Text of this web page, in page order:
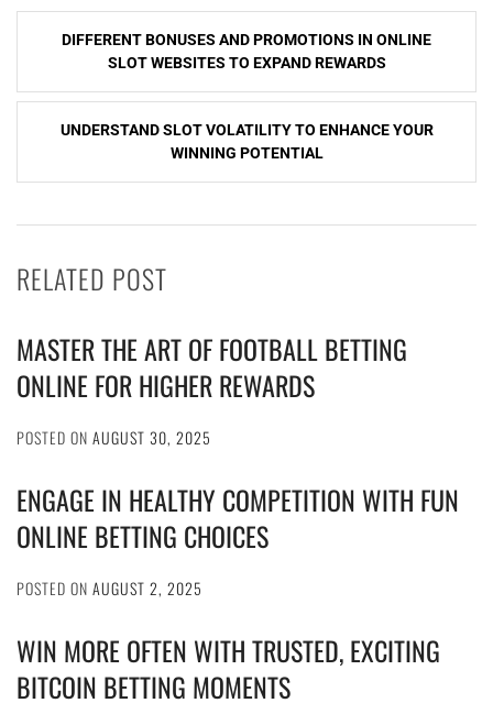
Post
navigation
DIFFERENT BONUSES AND PROMOTIONS IN ONLINE
SLOT WEBSITES TO EXPAND REWARDS
UNDERSTAND SLOT VOLATILITY TO ENHANCE YOUR
WINNING POTENTIAL
RELATED POST
MASTER THE ART OF FOOTBALL BETTING
ONLINE FOR HIGHER REWARDS
POSTED ON AUGUST 30, 2025
ENGAGE IN HEALTHY COMPETITION WITH FUN
ONLINE BETTING CHOICES
POSTED ON AUGUST 2, 2025
WIN MORE OFTEN WITH TRUSTED, EXCITING
BITCOIN BETTING MOMENTS